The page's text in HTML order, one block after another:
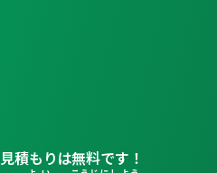
積もりは無料です！